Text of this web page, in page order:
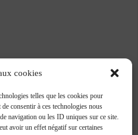
cookies
telles que les cookies pour
consentir à ces technologies nous
navigation ou les ID uniques sur ce site.
avoir un effet négatif sur certaines